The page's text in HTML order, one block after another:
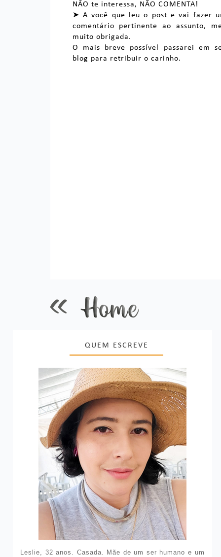
NÃO te interessa, NÃO COMENTA!
➤ A você que leu o post e vai fazer
comentário pertinente ao assunto,
muito obrigada.
O mais breve possível passarei em
blog para retribuir o carinho.
QUEM ESCREVE
Leslie, 32 anos. Casada. Mãe de um ser humano e um